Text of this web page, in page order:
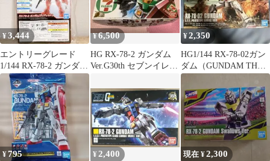
¥3,444
エントリーグレード
1/144 RX-78-2 ガンダム
(クリアレッド) ①
¥6,500
HG RX-78-2 ガンダム
Ver.G30th セブンイレブ
¥2,350
HG1/144 RX-78-02ガン
ダム（GUNDAM THE
ORIGIN版）
¥795 ¥2,400 現在 ¥2,300